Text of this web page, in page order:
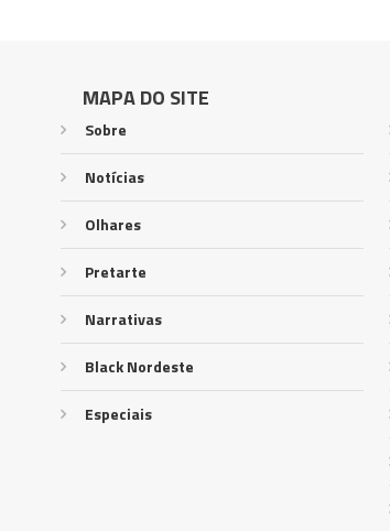
MAPA DO SITE
Sobre
Notícias
Olhares
Pretarte
Narrativas
Black Nordeste
Especiais